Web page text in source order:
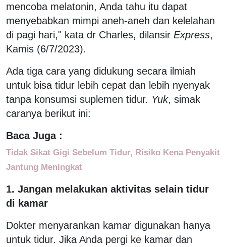
mencoba melatonin, Anda tahu itu dapat
menyebabkan mimpi aneh-aneh dan kelelahan
di pagi hari," kata dr Charles, dilansir Express,
Kamis (6/7/2023).
Ada tiga cara yang didukung secara ilmiah
untuk bisa tidur lebih cepat dan lebih nyenyak
tanpa konsumsi suplemen tidur. Yuk, simak
caranya berikut ini:
Baca Juga :
Tidak Sikat Gigi Sebelum Tidur, Risiko Kena Penyakit
Jantung Meningkat
1. Jangan melakukan aktivitas selain tidur
di kamar
Dokter menyarankan kamar digunakan hanya
untuk tidur. Jika Anda pergi ke kamar dan